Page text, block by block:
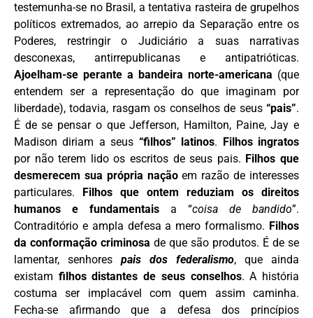
testemunha-se no Brasil, a tentativa rasteira de grupelhos
políticos extremados, ao arrepio da Separação entre os
Poderes, restringir o Judiciário a suas narrativas
desconexas, antirrepublicanas e antipatrióticas.
Ajoelham-se perante a bandeira norte-americana (que
entendem ser a representação do que imaginam por
liberdade), todavia, rasgam os conselhos de seus “pais”.
É de se pensar o que Jefferson, Hamilton, Paine, Jay e
Madison diriam a seus “filhos” latinos.
Filhos ingratos
por não terem lido os escritos de seus pais. Filhos que
desmerecem sua própria naçãoem razão de interesses
particulares.
Filhos que ontem reduziam os direitos
humanos e fundamentais a “coisa de bandido”.
Contraditório e ampla defesa a mero formalismo. Filhos
da conformação criminosa de que são produtos. É de se
lamentar, senhores pais dos federalismo, que ainda
existam filhos distantes de seus conselhos. A história
costuma ser implacável com quem assim caminha.
Fecha-se afirmando que a defesa dos princípios